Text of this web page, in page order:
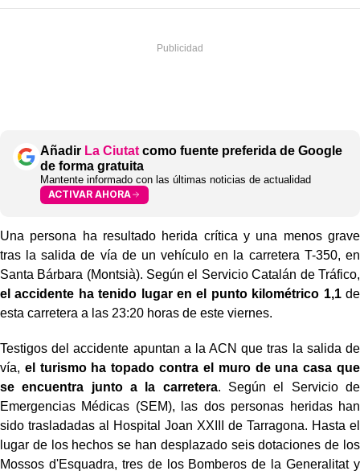
Añadir La Ciutat como fuente preferida de Google
de forma gratuita
Mantente informado con las últimas noticias de actualidad
ACTIVAR AHORA
Una persona ha resultado herida crítica y una menos grave
tras la salida de vía de un vehículo en la carretera T-350, en
Santa Bárbara (Montsià). Según el Servicio Catalán de Tráfico,
el accidente ha tenido lugar en el punto kilométrico 1,1de
esta carretera a las 23:20 horas de este viernes.
Testigos del accidente apuntan a la ACN que tras la salida de
vía, el turismo ha topado contra el muro de una casa que
se encuentra junto a la carretera. Según el Servicio de
Emergencias Médicas (SEM), las dos personas heridas han
sido trasladadas al Hospital Joan XXIII de Tarragona. Hasta el
lugar de los hechos se han desplazado seis dotaciones de los
Mossos d'Esquadra, tres de los Bomberos de la Generalitat y